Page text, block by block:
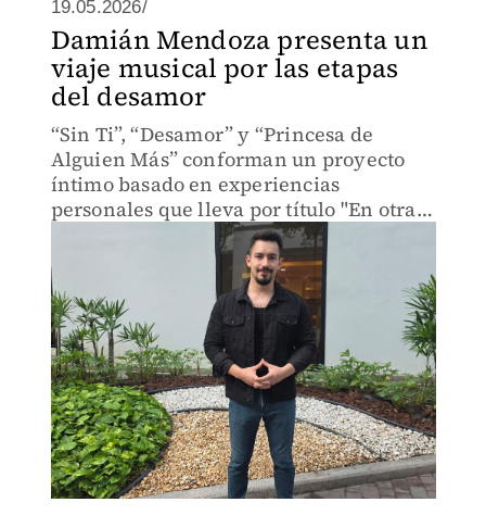
19.05.2026/
Damián Mendoza presenta un
viaje musical por las etapas
del desamor
“Sin Ti”, “Desamor” y “Princesa de
Alguien Más” conforman un proyecto
íntimo basado en experiencias
personales que lleva por título "En otra